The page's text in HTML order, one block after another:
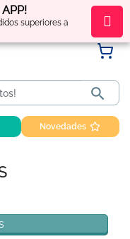
superiores a
por tus compras

Novedades